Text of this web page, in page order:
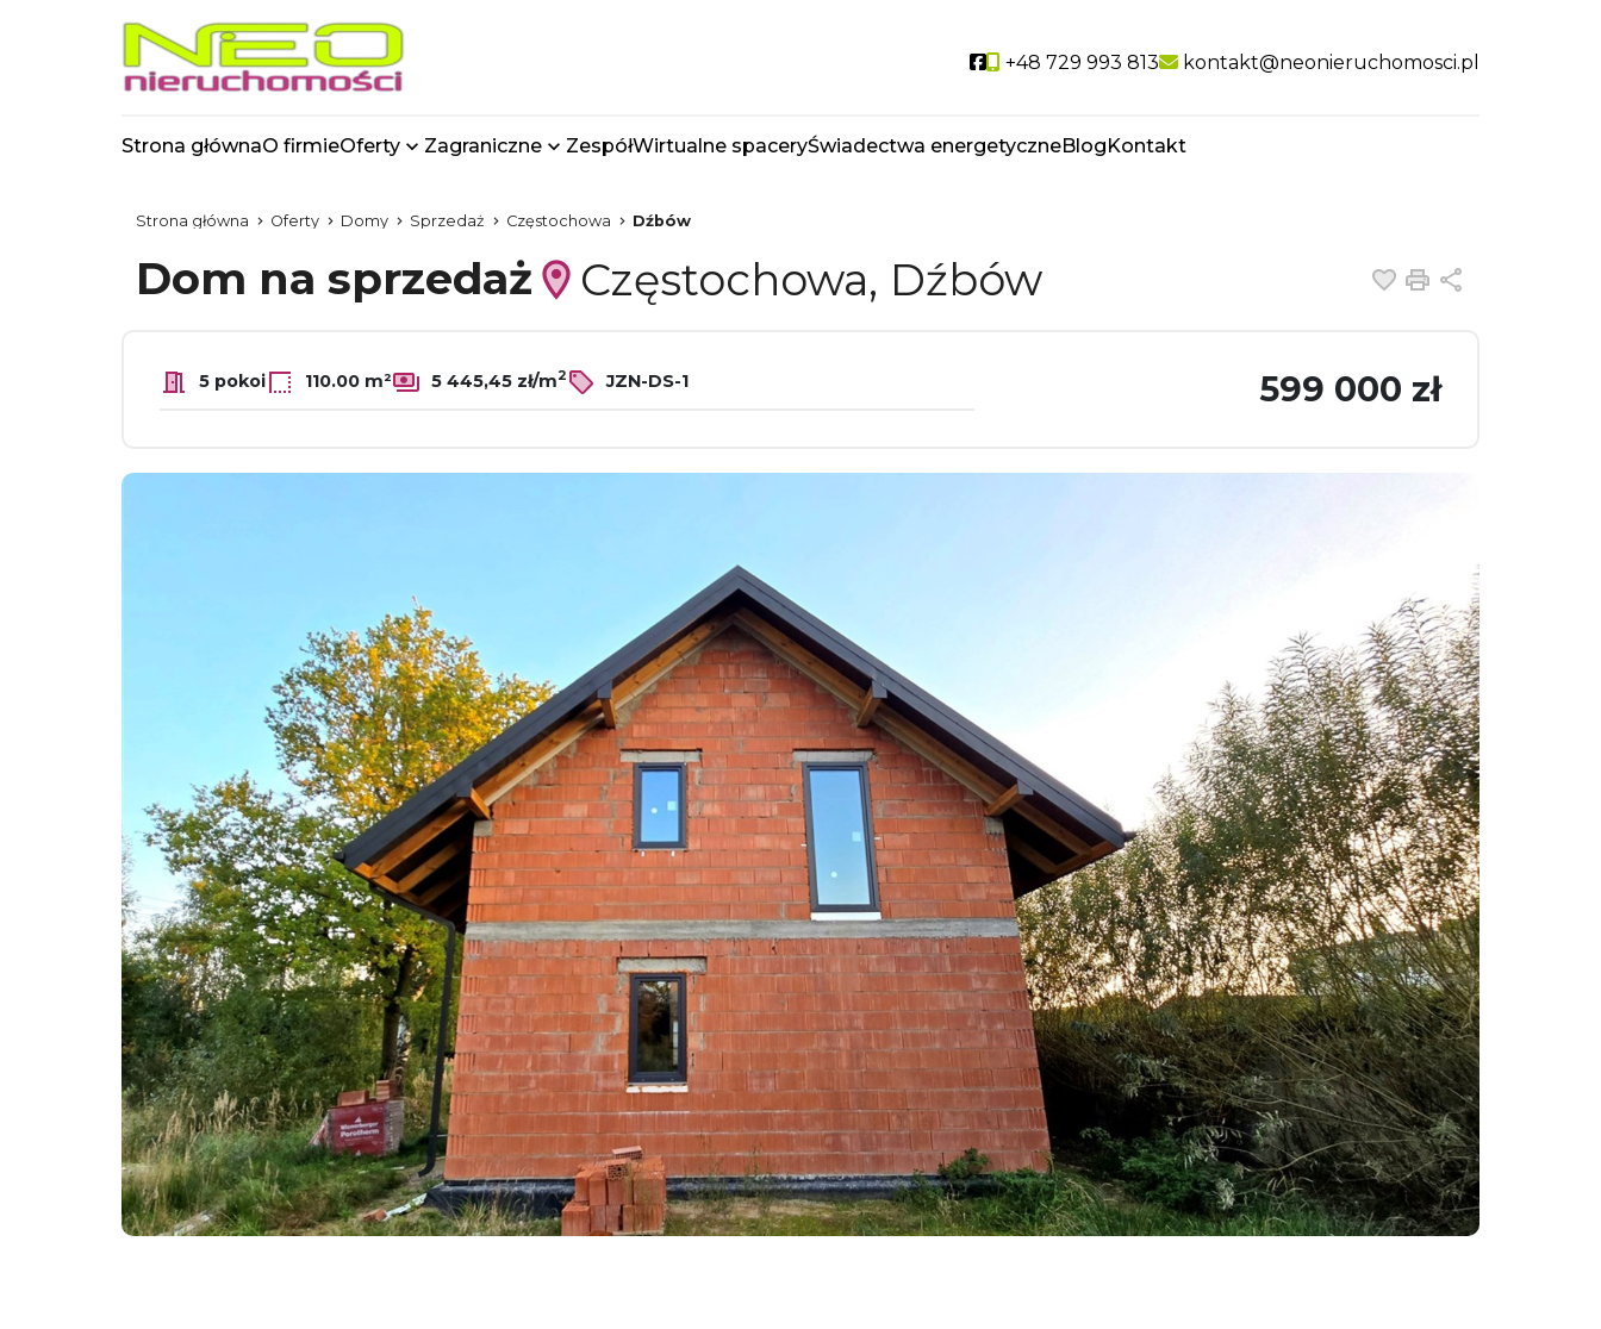
Social link
+48 729 993 813 kontakt@neonieruchomosci.pl
Strona głównaO firmieOferty Zagraniczne ZespółWirtualne spaceryŚwiadectwa energetyczneBlogKontakt
Strona główna Oferty Domy Sprzedaż Częstochowa Dźbów
Dom na sprzedaż Częstochowa, Dźbów Dodaj do
Drukuj
5 pokoi 110.00 m² 5 445,45 zł/m2 JZN-DS-1 599 000 zł